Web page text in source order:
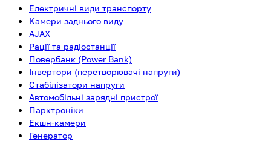
Електричні види транспорту
Камери заднього виду
AJAX
Рації та радіостанції
Повербанк (Power Bank)
Інвертори (перетворювачі напруги)
Стабілізатори напруги
Автомобільні зарядні пристрої
Парктроніки
Екшн-камери
Генератор